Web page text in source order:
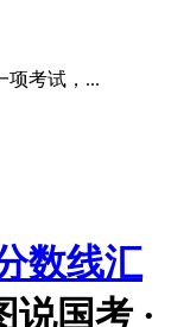
项考试，...
数线汇
说国考 ·